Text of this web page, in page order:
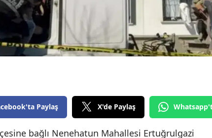
Diyarbakır
Edirne
Elazığ
Eskişehir
Gaziantep
Paylaş X'de Paylaş
bağlı Nenehatun Mahallesi Ertuğrulgazi